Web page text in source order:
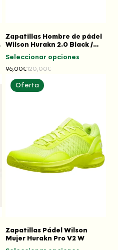
Zapatillas Hombre de pádel
Wilson Hurakn 2.0 Black /
Pearl Blue
Seleccionar opciones
120,00€
96,00€
Oferta
Zapatillas Pádel Wilson
Mujer Hurakn Pro V2 W